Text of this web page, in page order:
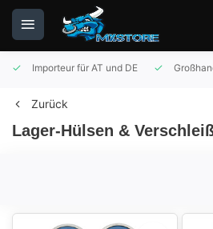
Importeur für AT und DE
Zurück
Lager-Hülsen &